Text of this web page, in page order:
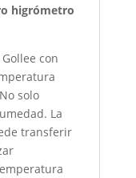
higrómetro
con
solo
La
transferir